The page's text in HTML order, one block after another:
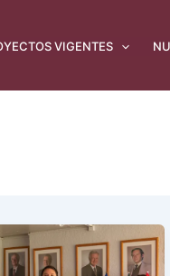
VIGENTES